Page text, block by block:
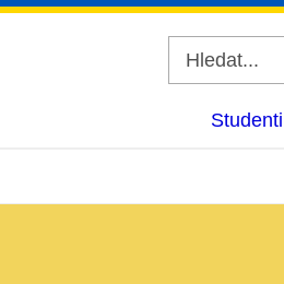
Studenti